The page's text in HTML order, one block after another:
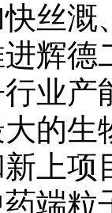
丝
辉
业产
的生
上项
端粒